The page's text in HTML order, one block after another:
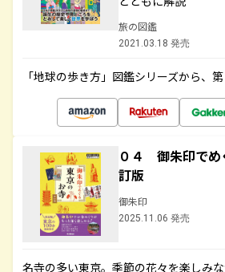
旅の図鑑
2021.03.18 発売
「地球の歩き方」図鑑シリーズから、
０４ 御朱印で
訂版
御朱印
2025.11.06 発売
名寺の多い東京。季節の花々を楽しみ